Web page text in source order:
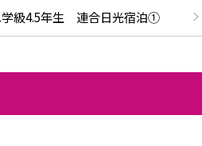
学級4.5年生 連合日光宿泊①